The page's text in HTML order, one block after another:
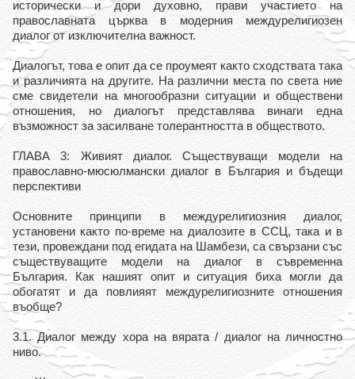
исторически и дори духовно, прави участието на
православната църква в модерния междурелигиозен
диалог от изключителна важност.
Диалогът, това е опит да се проумеят както сходствата така
и различията на другите. На различни места по света ние
сме свидетели на многообразни ситуации и обществени
отношения, но диалогът представлява винаги една
възможност за засилване толерантността в обществото.
ГЛАВА 3: Живият диалог. Съществуващи модели на
православно-мюсюлмански диалог в България и бъдещи
перспективи
Основните принципи в междурелигиозния диалог,
установени както по-време на диалозите в ССЦ, така и в
тези, провеждани под егидата на Шамбези, са свързани със
съществуващите модели на диалог в съвременна
България. Как нашият опит и ситуация биха могли да
обогатят и да повлияят междурелигиозните отношения
въобще?
3.1. Диалог между хора на вярата / диалог на личностно
ниво.